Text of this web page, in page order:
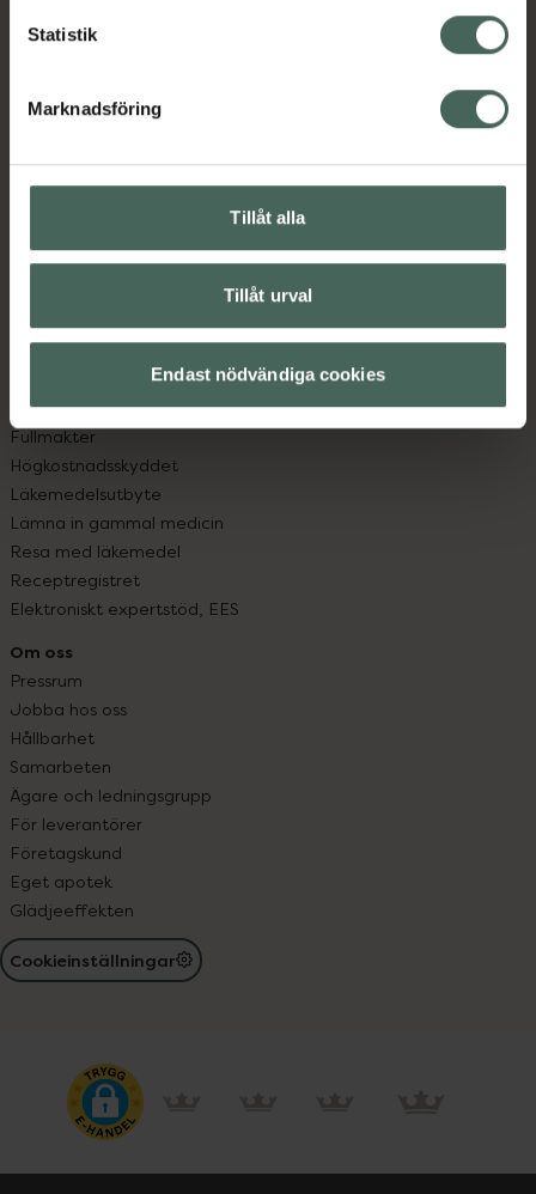
Statistik
Marknadsföring
Tillåt alla
Tillåt urval
Endast nödvändiga cookies
hjälpa just dig att må lite bättre. Välkommen att prata
med oss.
Kundservice
Vanliga frågor
Hitta apotek
Leverans, betalning och retur
App
Om recept och läkemedel
Fullmakter
Högkostnadsskyddet
Läkemedelsutbyte
Lämna in gammal medicin
Resa med läkemedel
Receptregistret
Elektroniskt expertstöd, EES
Om oss
Pressrum
Jobba hos oss
Hållbarhet
Samarbeten
Ägare och ledningsgrupp
För leverantörer
Företagskund
Eget apotek
Glädjeeffekten
Cookieinställningar